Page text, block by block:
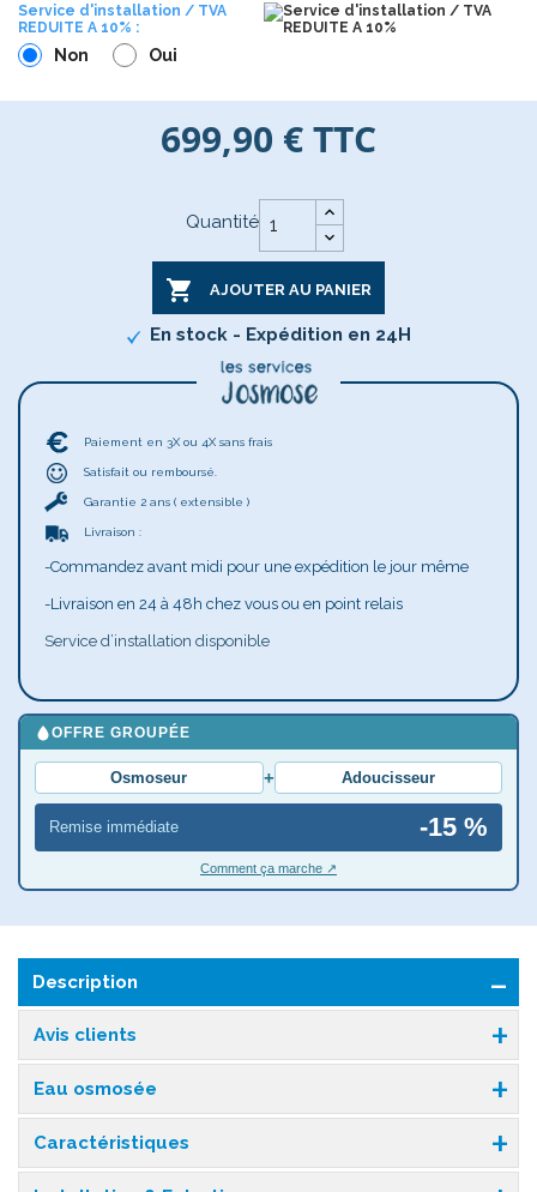
Service d'installation / TVA
REDUITE A 10% :
Non Oui
699,90 €TTC
Quantité
 AJOUTER AU PANIER
En stock - Expédition en 24H
Paiement en 3X ou 4X sans frais
Satisfait ou remboursé.
Garantie 2 ans ( extensible )
Livraison :
-Commandez avant midi pour une expédition le jour même
-Livraison en 24 à 48h chez vous ou en point relais
Service d’installation disponible
OFFRE GROUPÉE
Osmoseur + Adoucisseur
Remise immédiate -15 %
Comment ça marche ↗
Description
Avis clients
Eau osmosée
Caractéristiques